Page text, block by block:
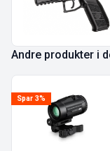
Andre produkter i
Spar 3%